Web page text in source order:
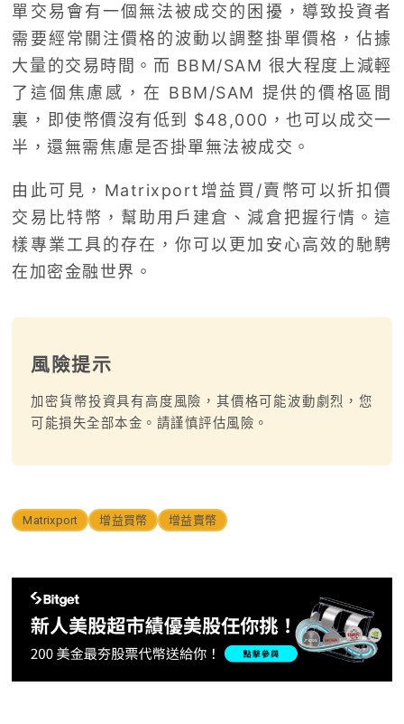
單交易會有一個無法被成交的困擾，導致投資者
需要經常關注價格的波動以調整掛單價格，佔據
大量的交易時間。而 BBM/SAM 很大程度上減輕
了這個焦慮感，在 BBM/SAM 提供的價格區間
裏，即使幣價沒有低到
$48,000 ，也可以成交一
半，還無需焦慮是否掛單無法被成交。
由此可見， Matrixport 增益買 /賣幣可以折扣價
交易比特幣，幫助用戶建倉、減倉把握行情。這
樣專業工具的存在，你可以更加安心高效的馳騁
在加密金融世界。
風險提示
加密貨幣投資具有高度風險，其價格可能波動劇烈，您
可能損失全部本金。請謹慎評估風險。
Matrixport 增益買幣 增益賣幣